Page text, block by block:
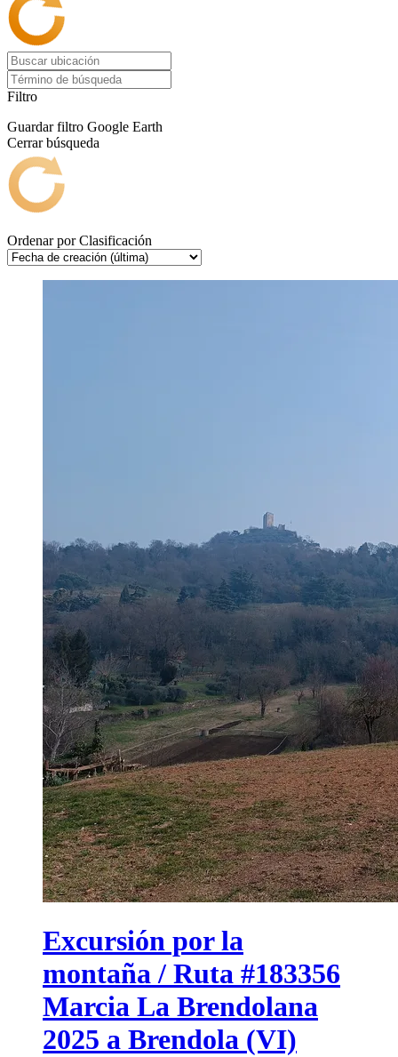
Filtro
Guardar filtro Google Earth
Cerrar búsqueda
Ordenar por Clasificación
Excursión por la
montaña / Ruta #183356
Marcia La Brendolana
2025 a Brendola (VI)